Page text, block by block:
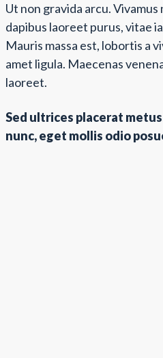
Ut non gravida arcu.
dapibus laoreet purus, vitae
Mauris massa est, lobortis a
amet ligula. Maecenas
laoreet.
Sed ultrices placerat
nunc, eget mollis odio